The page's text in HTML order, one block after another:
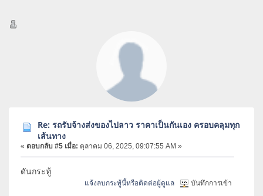
Re: รถรับจ้างส่งของไปลาว ราคาเป็นกันเอง ครอบคลุมทุก
เส้นทาง
« ตอบกลับ #5 เมื่อ: ตุลาคม 06, 2025, 09:07:55 AM »
ดันกระทู้
แจ้งลบกระทู้นี้หรือติดต่อผู้ดูแล บันทึกการเข้า